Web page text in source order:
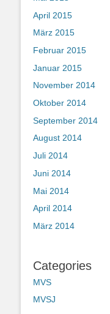
April 2015
März 2015
Februar 2015
Januar 2015
November 2014
Oktober 2014
September 2014
August 2014
Juli 2014
Juni 2014
Mai 2014
April 2014
März 2014
Categories
MVS
MVSJ